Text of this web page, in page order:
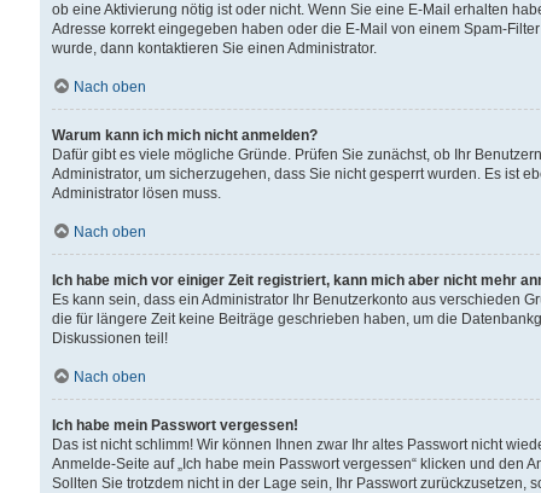
ob eine Aktivierung nötig ist oder nicht. Wenn Sie eine E-Mail erhalten
Adresse korrekt eingegeben haben oder die E-Mail von einem Spam-
wurde, dann kontaktieren Sie einen Administrator.
Nach oben
Warum kann ich mich nicht anmelden?
Dafür gibt es viele mögliche Gründe. Prüfen Sie zunächst, ob Ihr
Administrator, um sicherzugehen, dass Sie nicht gesperrt wurden. Es ist
Administrator lösen muss.
Nach oben
Ich habe mich vor einiger Zeit registriert, kann mich aber nicht mehr
Es kann sein, dass ein Administrator Ihr Benutzerkonto aus verschieden
die für längere Zeit keine Beiträge geschrieben haben, um die
Diskussionen teil!
Nach oben
Ich habe mein Passwort vergessen!
Das ist nicht schlimm! Wir können Ihnen zwar Ihr altes Passwort nicht
Anmelde-Seite auf „Ich habe mein Passwort vergessen“ klicken und
Sollten Sie trotzdem nicht in der Lage sein, Ihr Passwort zurückzusetzen,